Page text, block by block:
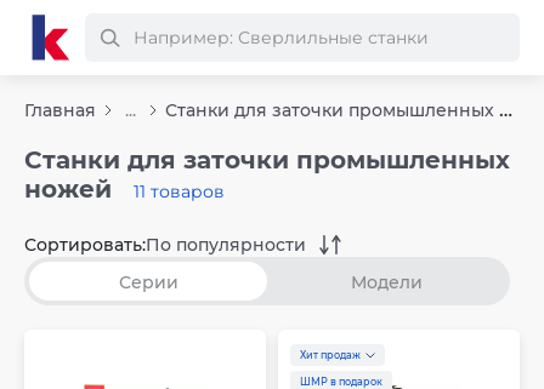
Главная ... Станки для заточки промышленных гильотинных ножей
Станки для заточки промышленных
ножей
11 товаров
Серии Модели
Сортировать:По популярности
Хит продаж
ШМР в подарок